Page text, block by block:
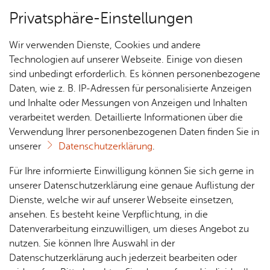
Über­sicht Bür­ger & Stadt
Rat­
haus &
Bür­
ger­
ser­vice
Rat­
häu­ser
Nach­
rich­
ten,
Vi­de­os
& Bil­
der
Me­di­
Jobs
Stel­
len­an­
ge­bo­te
Aus­bil­
dung &
Stu­di­
Bauen
& Um­
welt
Geo­
da­ten
Ge­
sund­
heit &
kum
Grup­pen
Vor­le­sen
Bus­be­glei­tun­gen
Gehen Sie auf Entdeckungstour!
Gerne senden wir Ihnen auf Anfrage über
tourismus@­‍­fried‍richs­‍­hafen.­‍­de
eine Liste mit Busbegleitern
für die Bodenseeregion zu. Bitte nehmen Sie direkt
Kontakt mit den Busbegleitern auf.
Privatsphäre-Einstellungen
Wir verwenden Dienste, Cookies und andere
Technologien auf unserer Webseite. Einige von diesen
sind unbedingt erforderlich. Es können personenbezogene
Daten, wie z. B. IP-Adressen für personalisierte Anzeigen
und Inhalte oder Messungen von Anzeigen und Inhalten
verarbeitet werden. Detaillierte Informationen über die
Verwendung Ihrer personenbezogenen Daten finden Sie in
unserer
Datenschutzerklärung.
Für Ihre informierte Einwilligung können Sie sich gerne in
unserer Datenschutzerklärung eine genaue Auflistung der
Dienste, welche wir auf unserer Webseite einsetzen,
ansehen. Es besteht keine Verpflichtung, in die
Datenverarbeitung einzuwilligen, um dieses Angebot zu
nutzen. Sie können Ihre Auswahl in der
Datenschutzerklärung auch jederzeit bearbeiten oder